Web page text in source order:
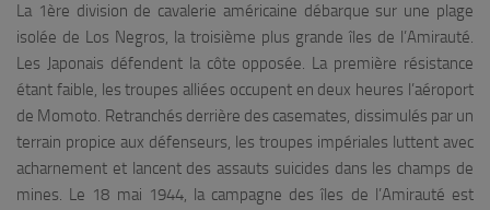
La 1ère division de cavalerie américaine débarque sur une plage
isolée de Los Negros, la troisième plus grande îles de l’Amirauté.
Les Japonais défendent la côte opposée. La première résistance
étant faible, les troupes alliées occupent en deux heures l’aéroport
de Momoto. Retranchés derrière des casemates, dissimulés par un
terrain propice aux défenseurs, les troupes impériales luttent avec
acharnement et lancent des assauts suicides dans les champs de
mines. Le 18 mai 1944, la campagne des îles de l’Amirauté est